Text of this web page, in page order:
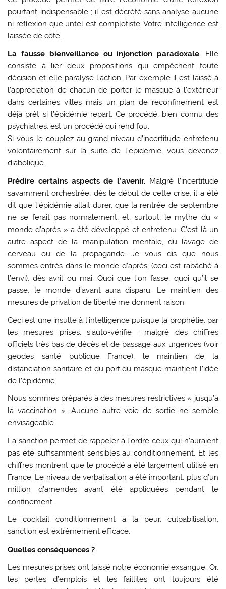
pourtant indispensable ; il est décrété sans analyse aucune
ni réflexion que untel est complotiste. Votre intelligence est
laissée de côté.
La fausse bienveillance ou injonction paradoxale. Elle
consiste à lier deux propositions qui empêchent toute
décision et elle paralyse l’action. Par exemple il est laissé à
l’appréciation de chacun de porter le masque à l’extérieur
dans certaines villes mais un plan de reconfinement est
déjà prêt si l’épidémie repart. Ce procédé, bien connu des
psychiatres, est un procédé qui rend fou.
Si vous le couplez au grand niveau d’incertitude entretenu
volontairement sur la suite de l’épidémie, vous devenez
diabolique.
Prédire certains aspects de l’avenir. Malgré l’incertitude
savamment orchestrée, dès le début de cette crise, il a été
dit que l’épidémie allait durer, que la rentrée de septembre
ne se ferait pas normalement, et, surtout, le mythe du «
monde d’après » a été développé et entretenu. C’est là un
autre aspect de la manipulation mentale, du lavage de
cerveau ou de la propagande. Je vous dis que nous
sommes entrés dans le monde d’après, (ceci est rabâché à
l’envi), dès avril ou mai. Quoi que l’on fasse, quoi qu’il se
passe, le monde d’avant aura disparu. Le maintien des
mesures de privation de liberté me donnent raison.
Ceci est une insulte à l’intelligence puisque la prophétie, par
les mesures prises, s’auto-vérifie : malgré des chiffres
officiels très bas de décès et de passage aux urgences (voir
geodes santé publique France), le maintien de la
distanciation sanitaire et du port du masque maintient l’idée
de l’épidémie.
Nous sommes préparés à des mesures restrictives « jusqu’à
la vaccination ». Aucune autre voie de sortie ne semble
envisageable.
La sanction permet de rappeler à l’ordre ceux qui n’auraient
pas été suffisamment sensibles au conditionnement. Et les
chiffres montrent que le procédé a été largement utilisé en
France. Le niveau de verbalisation a été important, plus d’un
million d’amendes ayant été appliquées pendant le
confinement.
Le cocktail conditionnement à la peur, culpabilisation,
sanction est extrêmement efficace.
Quelles conséquences ?
Les mesures prises ont laissé notre économie exsangue. Or,
les pertes d’emplois et les faillites ont toujours été